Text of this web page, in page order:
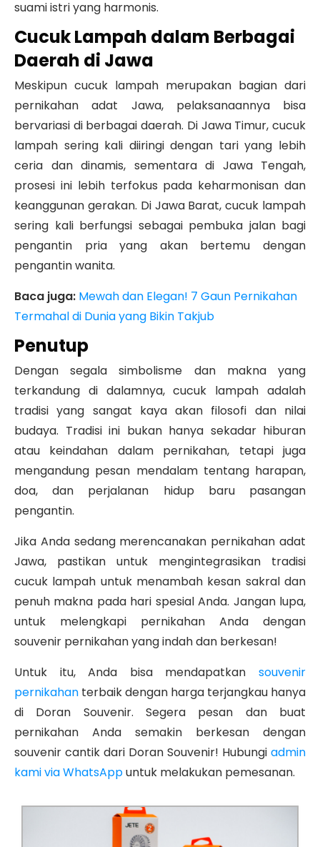
suami istri yang harmonis.
Cucuk Lampah dalam Berbagai
Daerah di Jawa
Meskipun cucuk lampah merupakan bagian dari
pernikahan adat Jawa, pelaksanaannya bisa
bervariasi di berbagai daerah. Di Jawa Timur, cucuk
lampah sering kali diiringi dengan tari yang lebih
ceria dan dinamis, sementara di Jawa Tengah,
prosesi ini lebih terfokus pada keharmonisan dan
keanggunan gerakan. Di Jawa Barat, cucuk lampah
sering kali berfungsi sebagai pembuka jalan bagi
pengantin pria yang akan bertemu dengan
pengantin wanita.
Baca juga: Mewah dan Elegan! 7 Gaun Pernikahan
Termahal di Dunia yang Bikin Takjub
Penutup
Dengan segala simbolisme dan makna yang
terkandung di dalamnya, cucuk lampah adalah
tradisi yang sangat kaya akan filosofi dan nilai
budaya. Tradisi ini bukan hanya sekadar hiburan
atau keindahan dalam pernikahan, tetapi juga
mengandung pesan mendalam tentang harapan,
doa, dan perjalanan hidup baru pasangan
pengantin.
Jika Anda sedang merencanakan pernikahan adat
Jawa, pastikan untuk mengintegrasikan tradisi
cucuk lampah untuk menambah kesan sakral dan
penuh makna pada hari spesial Anda. Jangan lupa,
untuk melengkapi pernikahan Anda dengan
souvenir pernikahan yang indah dan berkesan!
Untuk itu, Anda bisa mendapatkan souvenir
pernikahan terbaik dengan harga terjangkau hanya
di Doran Souvenir. Segera pesan dan buat
pernikahan Anda semakin berkesan dengan
souvenir cantik dari Doran Souvenir! Hubungi admin
kami via WhatsAppuntuk melakukan pemesanan.